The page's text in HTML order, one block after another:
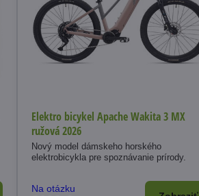
Elektro bicykel Apache Wakita 3 MX
ružová 2026
Nový model dámskeho horského
elektrobicykla pre spoznávanie prírody.
Na otázku